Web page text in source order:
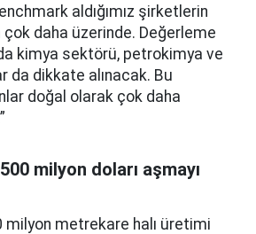
aldığımız şirketlerin
çok daha üzerinde. Değerleme
kimya sektörü, petrokimya ve
da dikkate alınacak. Bu
doğal olarak çok daha
milyon doları aşmayı
milyon metrekare halı üretimi